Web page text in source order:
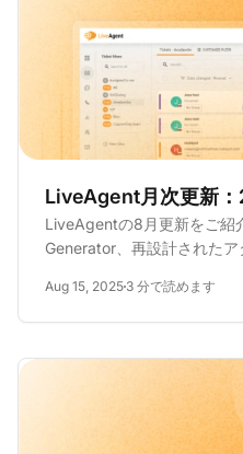
LiveAgent月次更新
LiveAgentの8月更新をご紹
Generator、再設計された
Aug 15, 2025 3 分で読めます